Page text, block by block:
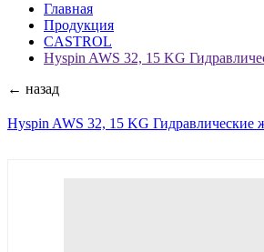
Главная
Продукция
CASTROL
Hyspin AWS 32, 15 KG
← назад
Hyspin AWS 32, 15 KG Гидравлические